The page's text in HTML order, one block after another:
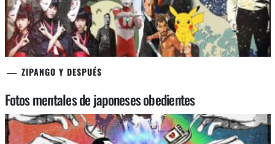
ZIPANGO Y DESPUÉS
Fotos mentales de japoneses obedientes